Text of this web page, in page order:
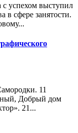
с успехом выступил
в сфере занятости.
11
Добрый дом
21...